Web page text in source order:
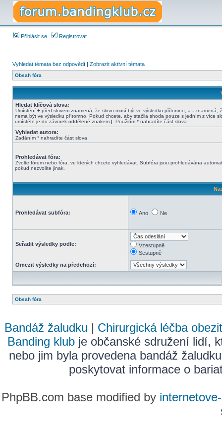
Přihlásit se Registrovat
Vyhledat témata bez odpovědí | Zobrazit aktivní témata
Obsah fóra
Hledat klíčová slova:
Umístění + před slovem znamená, že slovo musí být ve výsledku přítomno, a - znamená,
nemá být ve výsledku přítomno. Pokud chcete, aby stačila shoda pouze s jedním z více
umístěte je do závorek oddělené znakem | . Použitím * nahradíte část slova
Vyhledat autora:
Zadáním * nahradíte část slova
Prohledávat fóra:
Zvolte fórum nebo fóra, ve kterých chcete vyhledávat. Subfóra jsou prohledávána
pokud nezvolíte jinak.
Prohledávat subfóra: Ano Ne
Seřadit výsledky podle:
Vzestupně
Sestupně
Omezit výsledky na předchozí:
Obsah fóra
Bandáž žaludku | Chirurgická léčba
Banding klub je občanské sdružení lidí,
nebo jim byla provedena bandáž
poskytovat informace o
PhpBB.com base modified by